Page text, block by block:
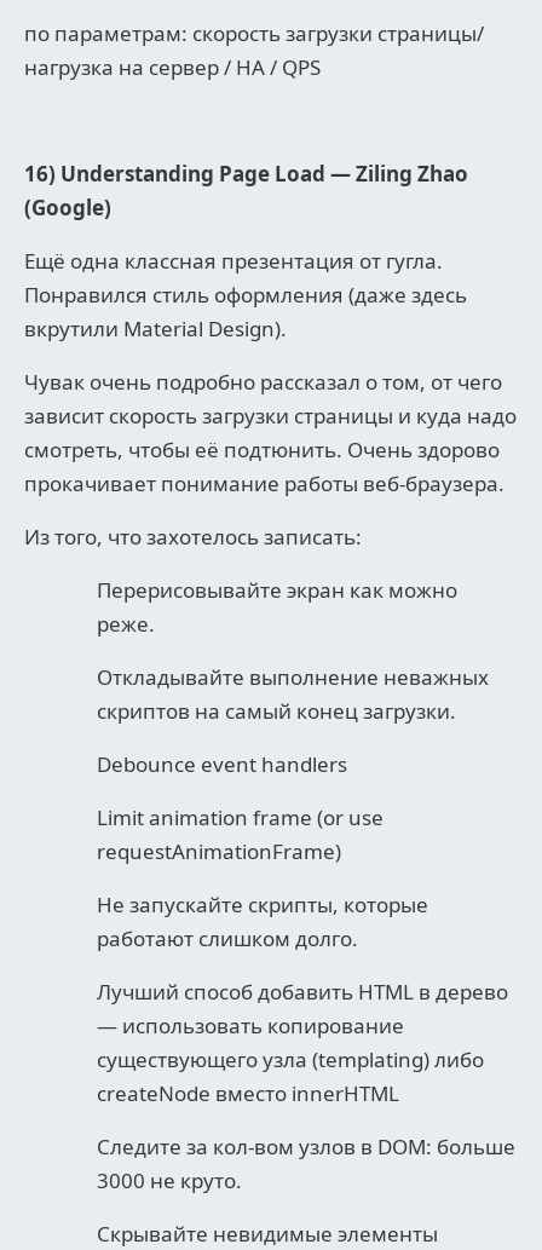
по параметрам: скорость загрузки страницы/
нагрузка на сервер / HA / QPS
16) Understanding Page Load — Ziling Zhao
(Google)
Ещё одна классная презентация от гугла.
Понравился стиль оформления (даже здесь
вкрутили Material Design).
Чувак очень подробно рассказал о том, от чего
зависит скорость загрузки страницы и куда надо
смотреть, чтобы её подтюнить. Очень здорово
прокачивает понимание работы веб-браузера.
Из того, что захотелось записать:
Перерисовывайте экран как можно
реже.
Откладывайте выполнение неважных
скриптов на самый конец загрузки.
Debounce event handlers
Limit animation frame (or use
requestAnimationFrame)
Не запускайте скрипты, которые
работают слишком долго.
Лучший способ добавить HTML в дерево
— использовать копирование
существующего узла (templating) либо
createNode вместо innerHTML
Следите за кол-вом узлов в DOM: больше
3000 не круто.
Скрывайте невидимые элементы